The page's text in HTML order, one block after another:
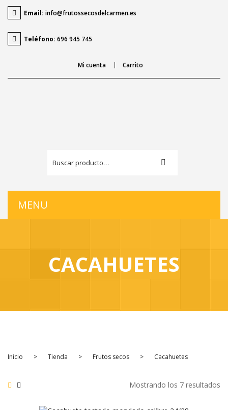
Email: info@frutossecosdelcarmen.es
Teléfono: 696 945 745
Mi cuenta Carrito
MENU
PRODUCTOS
Frutos secos
Fruta Deshidratada
Legumbres y Semillas
CACAHUETES
Inicio > Tienda > Frutos secos > Cacahuetes
Mostrando los 7 resultados
€